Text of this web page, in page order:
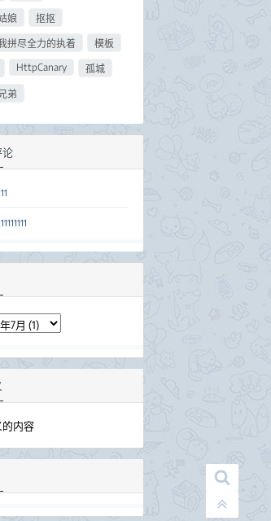
娘 抠抠
拼尽全力的执着 模板
HttpCanary 孤城
弟
论
的内容